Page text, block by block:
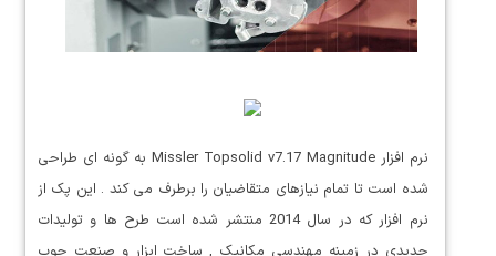
نرم افزار Missler Topsolid v7.17 Magnitude به گونه ای طراحی
شده است تا تمام نیازهای متقاضیان را برطرف می کند . این پک از
نرم افزار که در سال 2014 منتشر شده است طرح ها و تولیدات
جدیدی در زمینه مهندسی مکانیک , ساخت ابزار و صنعت چوب